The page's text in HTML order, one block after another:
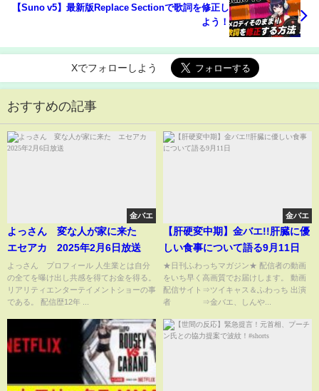
【Suno v5】最新版Replace Sectionで歌詞を修正し
よう！
Xでフォローしよう
おすすめの記事
金バエ
よっさん 変な人が家に来た
エセアカ 2025年2月6日放送
よっさん プロフィール 人生業とは自分
の全てを曝け出し共感を得てお金を得る。
リアリティエンターテイメントショーの事
である。 配信歴12年 ...
金バエ
【肝硬変中期】金バエ!!肝臓に優
しい食事について語る9月11日
★日刊ふわっちマガジン★ 配信者の動画
をいち早く高画質でお届けします。 動画
配信サイト⇒ツイキャス＆ふわっち 出演
者 ⇒金バエ、しんや...